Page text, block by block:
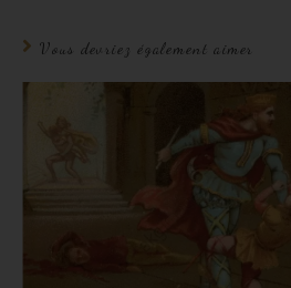
Vous devriez également aimer